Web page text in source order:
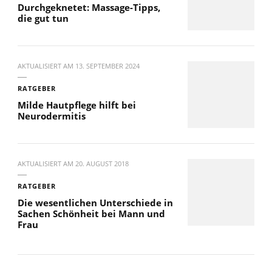
Durchgeknetet: Massage-Tipps,
die gut tun
AKTUALISIERT AM 13. SEPTEMBER 2024
RATGEBER
Milde Hautpflege hilft bei
Neurodermitis
AKTUALISIERT AM 20. AUGUST 2018
RATGEBER
Die wesentlichen Unterschiede in
Sachen Schönheit bei Mann und
Frau